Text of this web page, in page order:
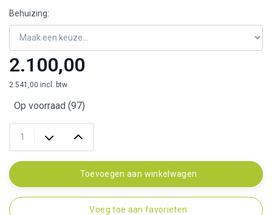
Behuizing:
2.100,00
2.541,00 incl. btw
Op voorraad (97)
Toevoegen aan winkelwagen
Voeg toe aan favorieten